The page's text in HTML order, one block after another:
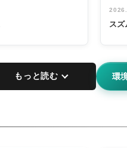
ス
もっと読む 環